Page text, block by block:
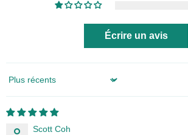
Écrire un avis
Sort by
Scott Coh